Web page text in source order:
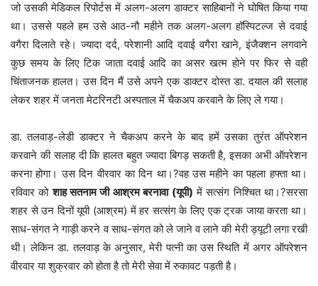
जो उसकी मेडिकल रिपोर्टस में अलग-अलग डाक्टर साहिबानों ने घोषित किया गया
था। उससे पहले हम उसे आठ-नौ महीने तक अलग-अलग हॉस्पिटल्ज से दवाई
वगैरा दिलाते रहे। ज्यादा दर्द, परेशानी आदि दवाई वगैरा खाने, इंजैक्शन लगवाने
कुछ समय के लिए टिक जाता दवाई आदि का असर खत्म होने पर फिर से वही
चिंताजनक हालत। उस दिन मैं उसे अपने एक डाक्टर दोस्त डा. दयाल की सलाह
लेकर शहर में जनता मेटरिनटी अस्पताल में चैकअप करवाने के लिए ले गया।
डा. तलवाड़-लेडी डाक्टर ने चैकअप करने के बाद हमें उसका तुरंत ऑपरेशन
करवाने की सलाह दी कि हालत बहुत ज्यादा बिगड़ सकती है, इसका अभी ऑपरेशन
करना होगा। उस दिन वीरवार का दिन था।?वह उस महीने का पहला हफ्ता था।
रविवार कोशाह सतनाम जी आश्रम बरनावा (यूपी) में सत्संग निश्चित था।?सरसा
शहर से उन दिनों यूपी (आश्रम) में हर सत्संग के लिए एक ट्रक जाया करता था।
साध-संगत ने गाड़ी करने व साध-संगत को ले जाने व लाने की मेरी ड्यूटी लगा रखी
थी। लेकिन डा. तलवाड़ के अनुसार, मेरी पत्नी का उस स्थिति में अगर ऑपरेशन
वीरवार या शुक्रवार को होता है तो मेरी सेवा में रुकावट पड़ती है।